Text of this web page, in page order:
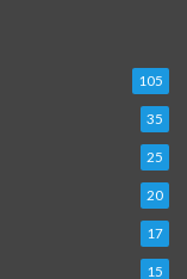
105
35
25
20
17
15